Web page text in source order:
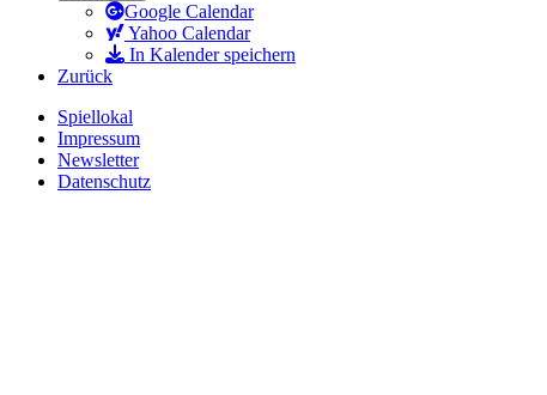
Google Calendar
Yahoo Calendar
In Kalender speichern
Zurück
Spiellokal
Impressum
Newsletter
Datenschutz